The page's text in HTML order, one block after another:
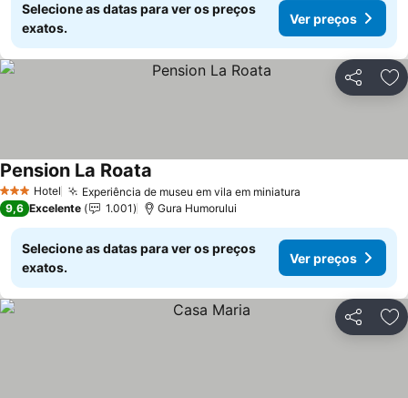
Selecione as datas para ver os preços
exatos.
Ver preços
Partilhar
3 EstrelasHotel Experiência de museu em vila em miniatura
Pension La Roata
9,6 Excelente 1.001 Gura Humorului
Selecione as datas para ver os preços
exatos.
Ver preços
Partilhar